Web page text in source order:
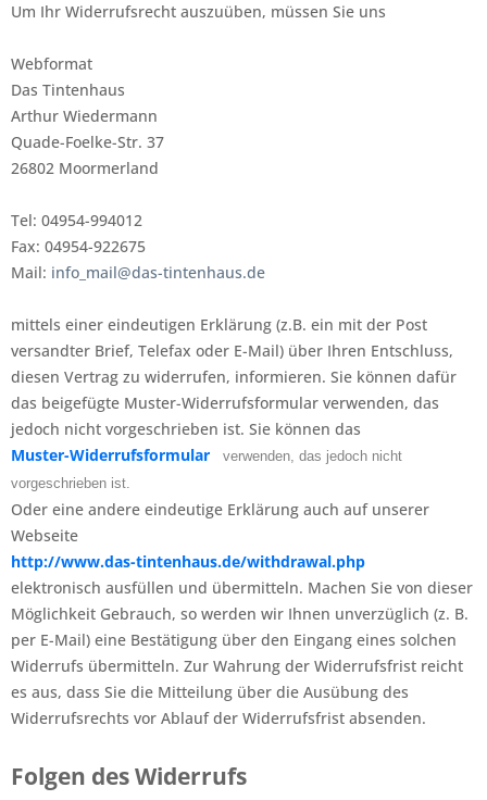
Um Ihr Widerrufsrecht auszuüben, müssen Sie uns
Webformat
Das Tintenhaus
Arthur Wiedermann
Quade-Foelke-Str. 37
26802 Moormerland
Tel: 04954-994012
Fax: 04954-922675
Mail: info_mail@das-tintenhaus.de
mittels einer eindeutigen Erklärung (z.B. ein mit der Post
versandter Brief, Telefax oder E-Mail) über Ihren Entschluss,
diesen Vertrag zu widerrufen, informieren. Sie können dafür
das beigefügte Muster-Widerrufsformular verwenden, das
jedoch nicht vorgeschrieben ist. Sie können das
Muster-Widerrufsformular
verwenden, das jedoch nicht
vorgeschrieben ist.
Oder eine andere eindeutige Erklärung auch auf unserer
Webseite
http://www.das-tintenhaus.de/withdrawal.php
elektronisch ausfüllen und übermitteln. Machen Sie von dieser
Möglichkeit Gebrauch, so werden wir Ihnen unverzüglich (z. B.
per E-Mail) eine Bestätigung über den Eingang eines solchen
Widerrufs übermitteln. Zur Wahrung der Widerrufsfrist reicht
es aus, dass Sie die Mitteilung über die Ausübung des
Widerrufsrechts vor Ablauf der Widerrufsfrist absenden.
Folgen des Widerrufs